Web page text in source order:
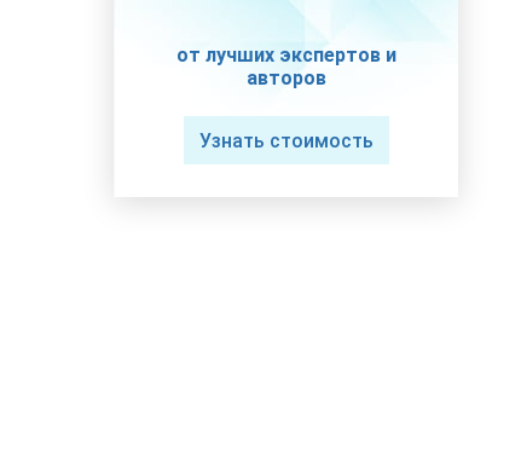
от лучших экспертов и
авторов
Узнать стоимость